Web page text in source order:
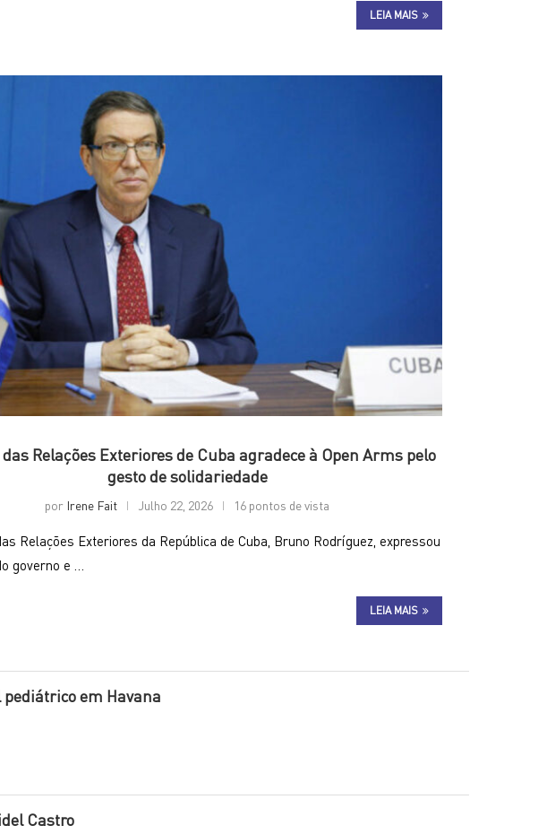
LEIA MAIS
Relações Exteriores de Cuba agradece à Open Arms pelo
gesto de solidariedade
por Irene Fait Julho 22, 2026 16 pontos de vista
Relações Exteriores da República de Cuba, Bruno Rodríguez, expressou
governo e …
LEIA MAIS
em Havana
Castro